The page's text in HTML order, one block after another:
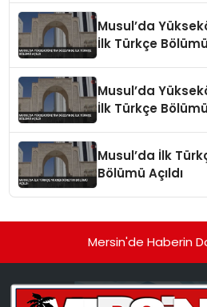
Musul’da
İlk Türkçe Bölümü
Musul’da
İlk Türkçe Bölümü
Musul’da İlk
Bölümü Açıldı
Mersin'de Haberin